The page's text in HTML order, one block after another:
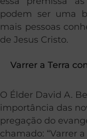
podem ser uma
mais pessoas
de Jesus Cristo.
Varrer a Terra
O Élder David A.
importância das
pregação do
chamado: “Varrer